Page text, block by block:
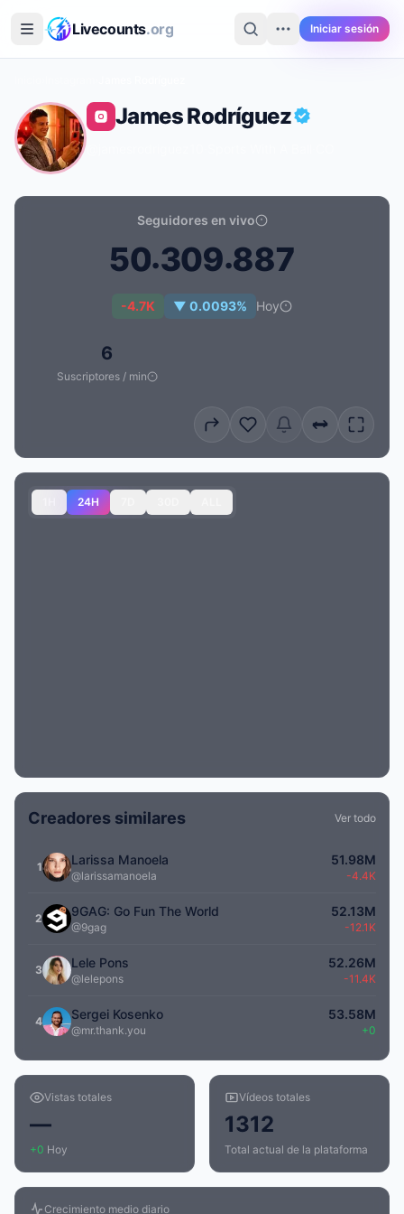
Livecounts.org Iniciar sesión
James Rodríguez
Seguidores en vivo
50.309.887
-4.7K ▼ 0.0093% Hoy
6
Suscriptores / min
24H
Creadores similares Ver todo
1 Larissa Manoela
@larissamanoela
51.98M
-4.4K
2 9GAG: Go Fun The World
@9gag
52.13M
-12.1K
3 Lele Pons
@lelepons
52.26M
-11.4K
4 Sergei Kosenko
@mr.thank.you
53.58M
+0
Vistas totales
—
+0 Hoy
Vídeos totales
1312
Total actual de la plataforma
Crecimiento medio diario